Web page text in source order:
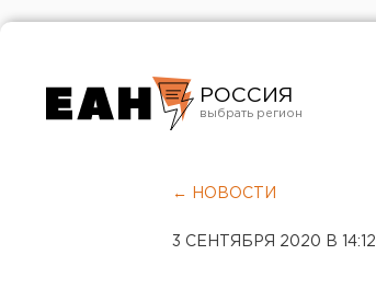
РОССИЯ
Челябинск
← НОВОСТИ
3 СЕНТЯБРЯ 2020 В 14:12